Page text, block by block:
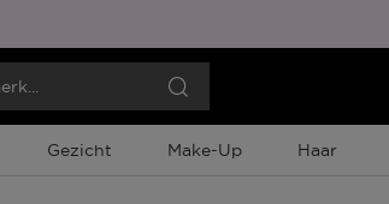
Gezicht Make-Up Haar